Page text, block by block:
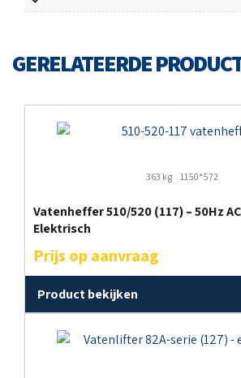
GERELATEERDE
363 kg 1150*572
Vatenheffer 510/520 (117) – 50Hz
Elektrisch
Prijs op aanvraag
Product bekijken